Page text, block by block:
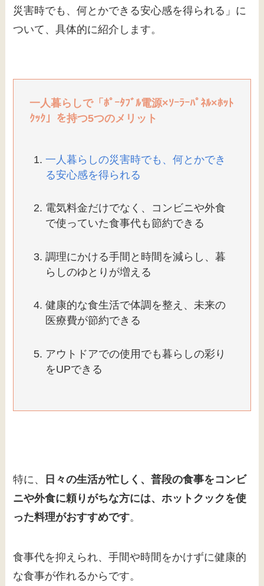
災害時でも、何とかできる安心感を得られる」に
ついて、具体的に紹介します。
一人暮らしで「ﾎﾟｰﾀﾌﾞﾙ電源×ｿｰﾗｰﾊﾟﾈﾙ×ﾎｯﾄ
ｸｯｸ」を持つ5つのメリット
一人暮らしの災害時でも、何とかでき
る安心感を得られる
電気料金だけでなく、コンビニや外食
で使っていた食事代も節約できる
調理にかける手間と時間を減らし、暮
らしのゆとりが増える
健康的な食生活で体調を整え、未来の
医療費が節約できる
アウトドアでの使用でも暮らしの彩り
をUPできる
特に、
日々の生活が忙しく、普段の食事をコンビ
ニや外食に頼りがちな方には、ホットクックを使
った料理がおすすめです。
食事代を抑えられ、手間や時間をかけずに健康的
な食事が作れるからです。